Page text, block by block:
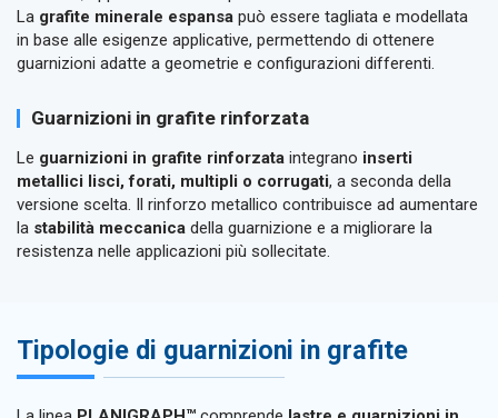
La grafite minerale espansa può essere tagliata e modellata
in base alle esigenze applicative, permettendo di ottenere
guarnizioni adatte a geometrie e configurazioni differenti.
Guarnizioni in grafite rinforzata
Le guarnizioni in grafite rinforzata integrano inserti
metallici lisci, forati, multipli o corrugati, a seconda della
versione scelta. Il rinforzo metallico contribuisce ad aumentare
la stabilità meccanica della guarnizione e a migliorare la
resistenza nelle applicazioni più sollecitate.
Tipologie di guarnizioni in grafite